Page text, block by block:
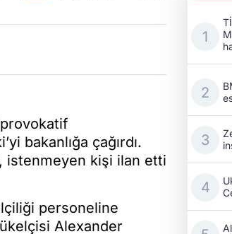
bakanlığa çağırdı.
istenmeyen kişi ilan etti
personeline
Alexander